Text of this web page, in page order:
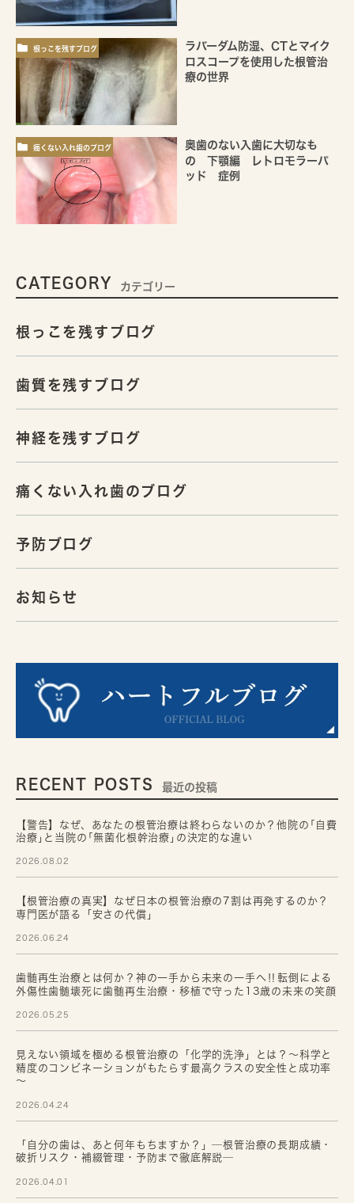
根っこを残すブログ
ラバーダム防湿、CTとマイク
ロスコープを使用した根管治
療の世界
痛くない入れ歯のブログ
奥歯のない入歯に大切なも
の 下顎編 レトロモラーパ
ッド 症例
CATEGORY カテゴリー
根っこを残すブログ
歯質を残すブログ
神経を残すブログ
痛くない入れ歯のブログ
予防ブログ
お知らせ
RECENT POSTS 最近の投稿
【警告】なぜ、あなたの根管治療は終わらないのか？他院の｢自費
治療｣と当院の｢無菌化根幹治療｣の決定的な違い
2026.08.02
【根管治療の真実】なぜ日本の根管治療の7割は再発するのか？
専門医が語る「安さの代償」
2026.06.24
歯髄再生治療とは何か？神の一手から未来の一手へ‼転倒による
外傷性歯髄壊死に歯髄再生治療・移植で守った13歳の未来の笑顔
2026.05.25
見えない領域を極める根管治療の「化学的洗浄」とは？～科学と
精度のコンビネーションがもたらす最高クラスの安全性と成功率
～
2026.04.24
「自分の歯は、あと何年もちますか？」─根管治療の長期成績・
破折リスク・補綴管理・予防まで徹底解説─
2026.04.01